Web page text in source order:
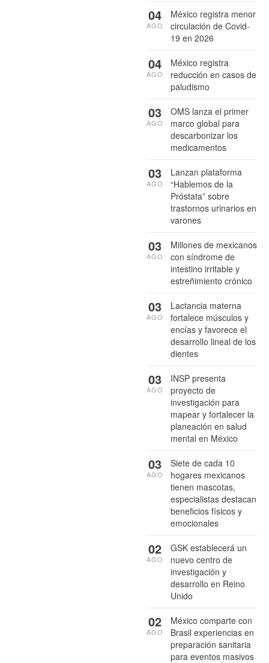
México registra menor
circulación de Covid-
19 en 2026
04
AGO
México registra
reducción en casos de
paludismo
04
AGO
OMS lanza el primer
marco global para
descarbonizar los
medicamentos
03
AGO
Lanzan plataforma
“Hablemos de la
Próstata” sobre
trastornos urinarios en
varones
03
AGO
Millones de mexicanos
con síndrome de
intestino irritable y
estreñimiento crónico
03
AGO
Lactancia materna
fortalece músculos y
encías y favorece el
desarrollo lineal de los
dientes
03
AGO
INSP presenta
proyecto de
investigación para
mapear y fortalecer la
planeación en salud
mental en México
03
AGO
Siete de cada 10
hogares mexicanos
tienen mascotas,
especialistas destacan
beneficios físicos y
emocionales
03
AGO
GSK establecerá un
nuevo centro de
investigación y
desarrollo en Reino
Unido
02
AGO
México comparte con
Brasil experiencias en
preparación sanitaria
para eventos masivos
02
AGO